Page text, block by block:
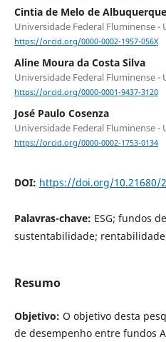
Cintia de Melo de
Universidade Federal Fluminense -
https://orcid.org/0000-0002-1957-056X
Aline Moura da Costa Silva
Universidade Federal Fluminense -
https://orcid.org/0000-0001-9437-3120
José Paulo Cosenza
Universidade Federal Fluminense -
https://orcid.org/0000-0002-1753-0134
DOI: https://doi.org/10.21680/
Palavras-chave: ESG; fundos
sustentabilidade;
Resumo
Objetivo: O objetivo desta
de desempenho entre fundos